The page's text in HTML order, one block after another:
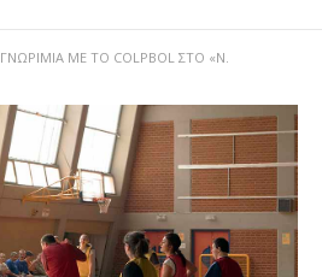
ΓΝΩΡΙΜΙΑ ΜΕ ΤΟ CΟLPBOL ΣΤΟ «Ν.